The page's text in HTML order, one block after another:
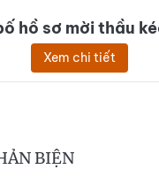
hồ sơ mời thầu
Xem chi tiết
BIỆN